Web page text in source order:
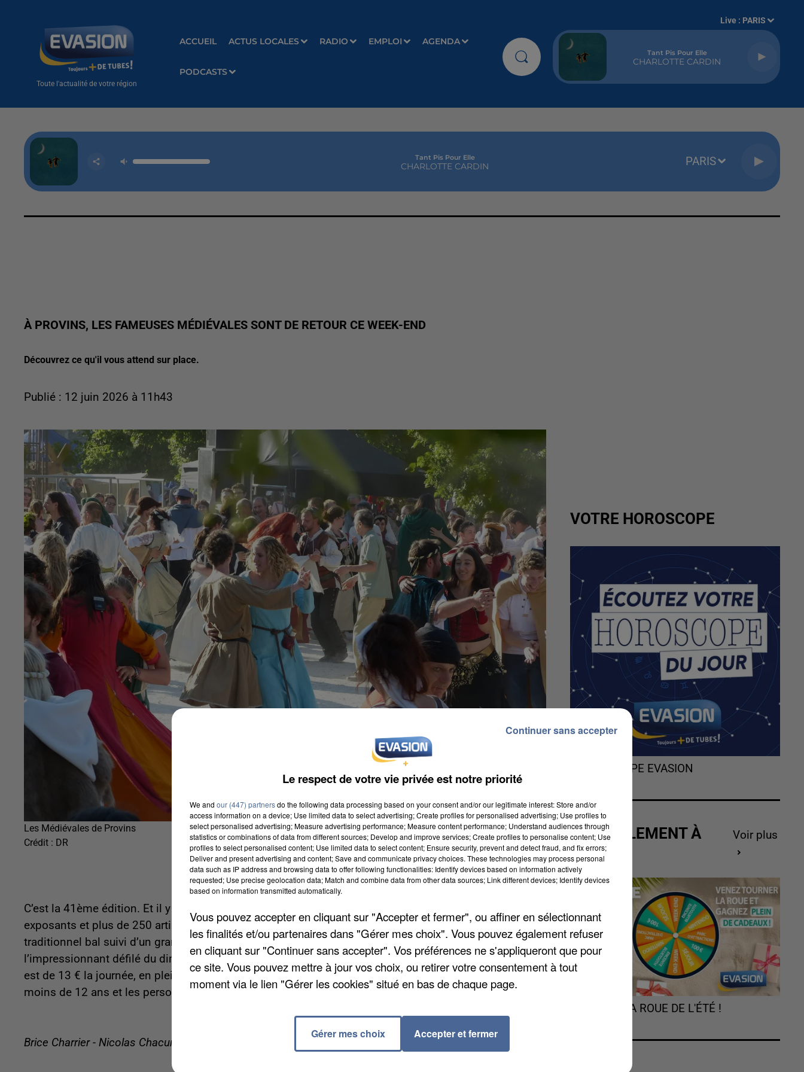
Toute l'actualité de votre région
ACCUEIL ACTUS LOCALES RADIO EMPLOI AGENDA
PODCASTS
Live : PARIS
Tant Pis Pour Elle
CHARLOTTE CARDIN
Tant Pis Pour Elle
CHARLOTTE CARDIN PARIS
À PROVINS, LES FAMEUSES MÉDIÉVALES SONT DE RETOUR CE WEEK-END
Découvrez ce qu'il vous attend sur place.
Publié : 12 juin 2026 à 11h43
Les Médiévales de Provins
Crédit : DR
C’est la 41ème édition. Et il y aura du monde dans la ville, demain et dimanche : 280 artisans et
exposants et plus de 250 artistes. Pour vous plonger vraiment à l’époque du Moyen-Age. Avec le
traditionnel bal suivi d’un grand concert médiéval samedi soir, sur la place du Châtel. Avant
l’impressionnant défilé du dimanche qui réunira près de 700 participants costumés. L’entrée sur place
est de 13 € la journée, en plein tarif, mais 9 si vous enfilez un costume sur place. C’est gratuit pour les
moins de 12 ans et les personnes handicapées et leur accompagnateur.
Brice Charrier - Nicolas Chacun
VOTRE HOROSCOPE
L'HOROSCOPE EVASION
ACTUELLEMENT À
GAGNER
Voir plus
TOURNEZ LA ROUE DE L'ÉTÉ !
Le respect de votre vie privée est notre priorité
We and our (447) partnersdo the following data processing based on your consent and/or our legitimate interest: Store and/or
access information on a device; Use limited data to select advertising; Create profiles for personalised advertising; Use profiles to
select personalised advertising; Measure advertising performance; Measure content performance; Understand audiences through
statistics or combinations of data from different sources; Develop and improve services; Create profiles to personalise content; Use
profiles to select personalised content; Use limited data to select content; Ensure security, prevent and detect fraud, and fix errors;
Deliver and present advertising and content; Save and communicate privacy choices. These technologies may process personal
data such as IP address and browsing data to offer following functionalities: Identify devices based on information actively
requested; Use precise geolocation data; Match and combine data from other data sources; Link different devices; Identify devices
based on information transmitted automatically.
Vous pouvez accepter en cliquant sur "Accepter et fermer", ou affiner en sélectionnant
les finalités et/ou partenaires dans "Gérer mes choix". Vous pouvez également refuser
en cliquant sur "Continuer sans accepter". Vos préférences ne s'appliqueront que pour
ce site. Vous pouvez mettre à jour vos choix, ou retirer votre consentement à tout
moment via le lien "Gérer les cookies" situé en bas de chaque page.
Gérer mes choix Accepter et fermer
Continuer sans accepter